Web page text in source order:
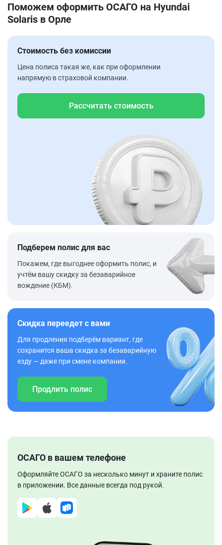
Поможем оформить ОСАГО на Hyundai
Solaris в Орле
Стоимость без комиссии
Цена полиса такая же, как при оформлении
напрямую в страховой компании.
Рассчитать стоимость
Подберем полис для вас
Покажем, где выгоднее оформить полис, и
учтём вашу скидку за безаварийное
вождение (КБМ).
Скидка переедет с вами
Для продления подберём вариант, где
сохранится ваша скидка за безаварийную
езду — даже при смене компании.
Продлить полис
ОСАГО в вашем телефоне
Оформляйте ОСАГО за несколько минут и храните полис
в приложении. Все данные всегда под рукой.